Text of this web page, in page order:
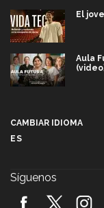
El
Aula
2026!
CAMBIAR IDIOMA
ES
Síguenos